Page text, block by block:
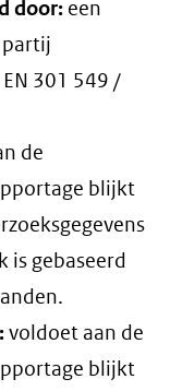
door: een
EN 301 549 /
de
blijkt
is gebaseerd
voldoet aan de
blijkt